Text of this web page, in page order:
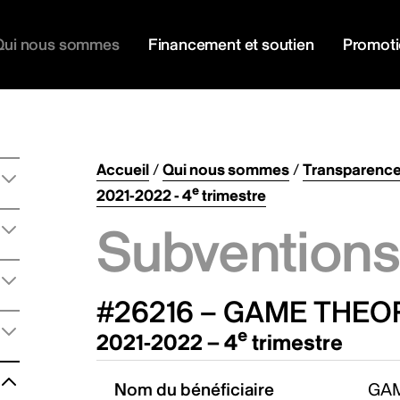
nous sommes Financement et soutien
Accueil/Qui nous sommes/
2021-2022 - 4etrimestre
#26216 – GAME
2021-2022 – 4e trimestre
Nom du bénéficiaire